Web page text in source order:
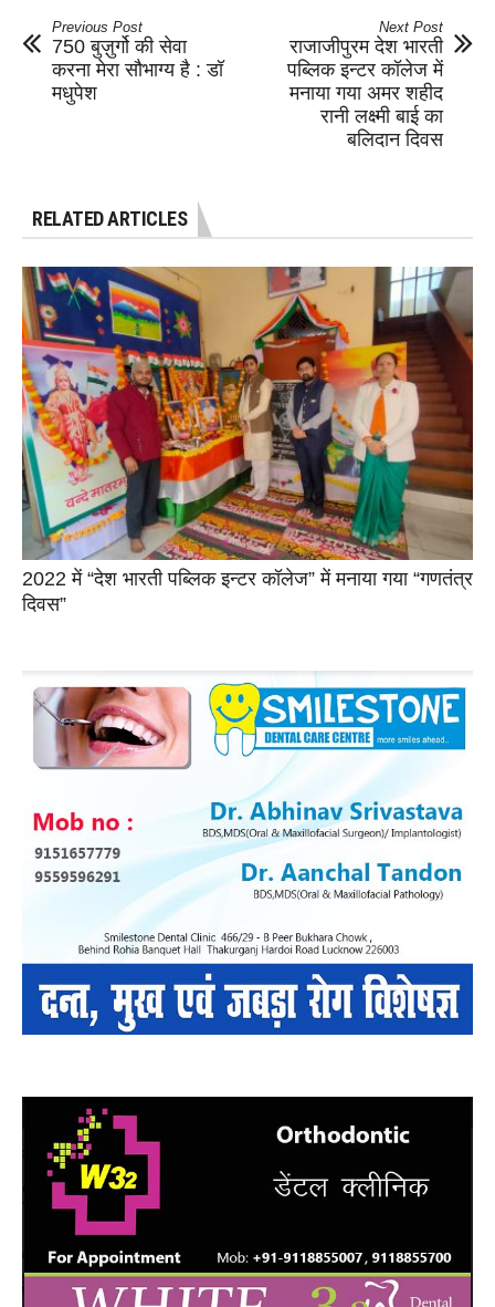
Previous Post
750 बुज़ुर्गो की सेवा
करना मेरा सौभाग्य है : डॉ
मधुपेश
Next Post
राजाजीपुरम देश भारती
पब्लिक इन्टर कॉलेज में
मनाया गया अमर शहीद
रानी लक्ष्मी बाई का
बलिदान दिवस
RELATED ARTICLES
2022 में “देश भारती पब्लिक इन्टर कॉलेज” में मनाया गया “गणतंत्र
दिवस”